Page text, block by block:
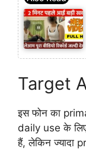
Target
इस फोन का
daily use के
हैं, लेकिन ज्यादा